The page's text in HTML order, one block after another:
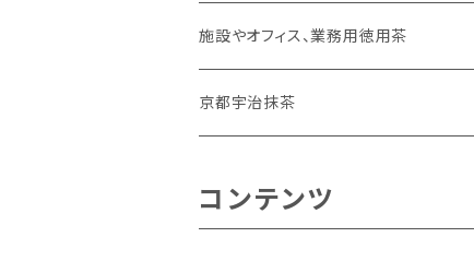
おやすみ前のお茶
有機栽培むぎ茶
深むし緑茶
抹茶入玄米茶
施設やオフィス、業務用徳用茶
深むし緑茶
ティーバッグ
京都宇治抹茶
コンテンツ